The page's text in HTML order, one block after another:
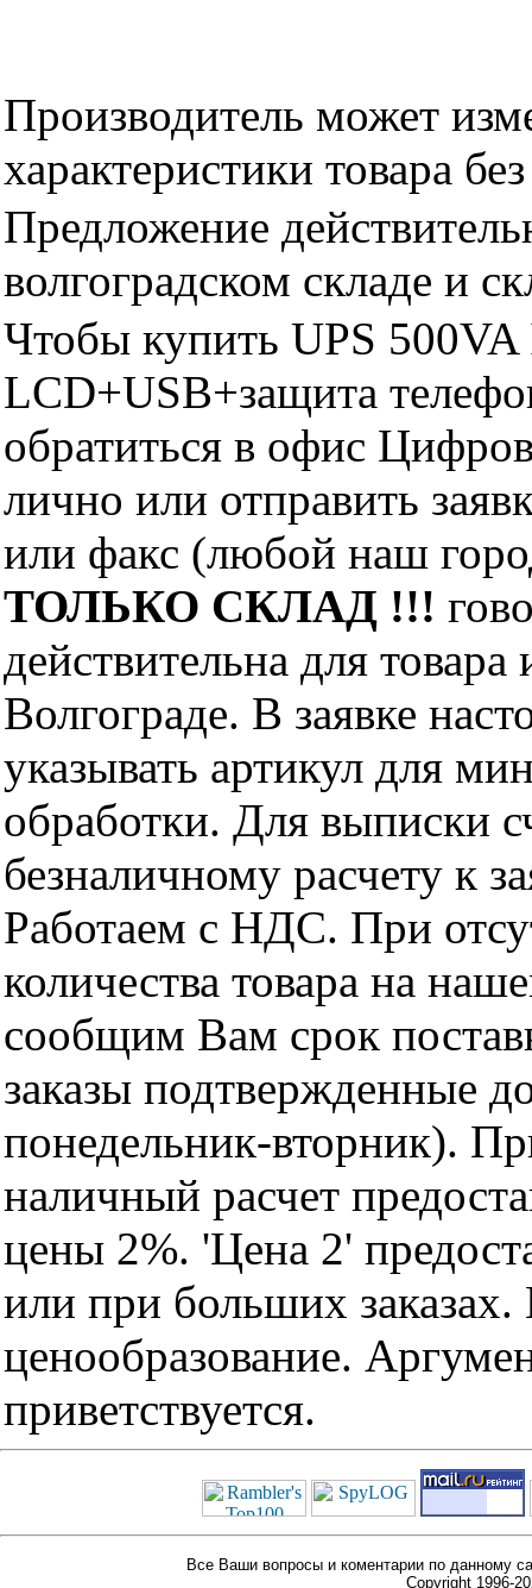
Производитель может
характеристики товара
Предложение
волгоградском складе и
Чтобы купить UPS
LCD+USB+защита
обратиться в офис
лично или отправить
или факс (любой наш
ТОЛЬКО СКЛАД !!!
действительна для
Волгограде. В заявке
указывать артикул для
обработки. Для выписки
безналичному расчету к
Работаем с НДС. При
количества товара на
сообщим Вам срок
заказы подтвержденные
понедельник-вторник).
наличный расчет
цены 2%. 'Цена 2'
или при больших
ценообразование.
приветствуется.
Все Ваши вопросы и коментарии по данному
Copyright 1996-